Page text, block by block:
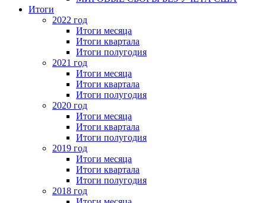
Итоги
2022 год
Итоги месяца
Итоги квартала
Итоги полугодия
2021 год
Итоги месяца
Итоги квартала
Итоги полугодия
2020 год
Итоги месяца
Итоги квартала
Итоги полугодия
2019 год
Итоги месяца
Итоги квартала
Итоги полугодия
2018 год